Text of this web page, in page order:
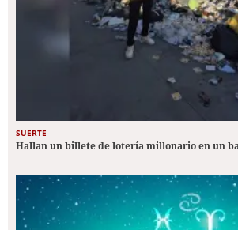
SUERTE
Hallan un billete de lotería millonario en un